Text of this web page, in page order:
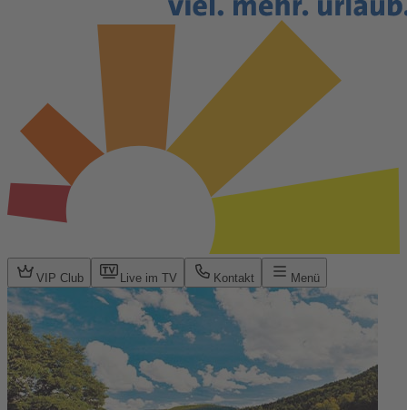
VIP Club Live im TV Kontakt Menü